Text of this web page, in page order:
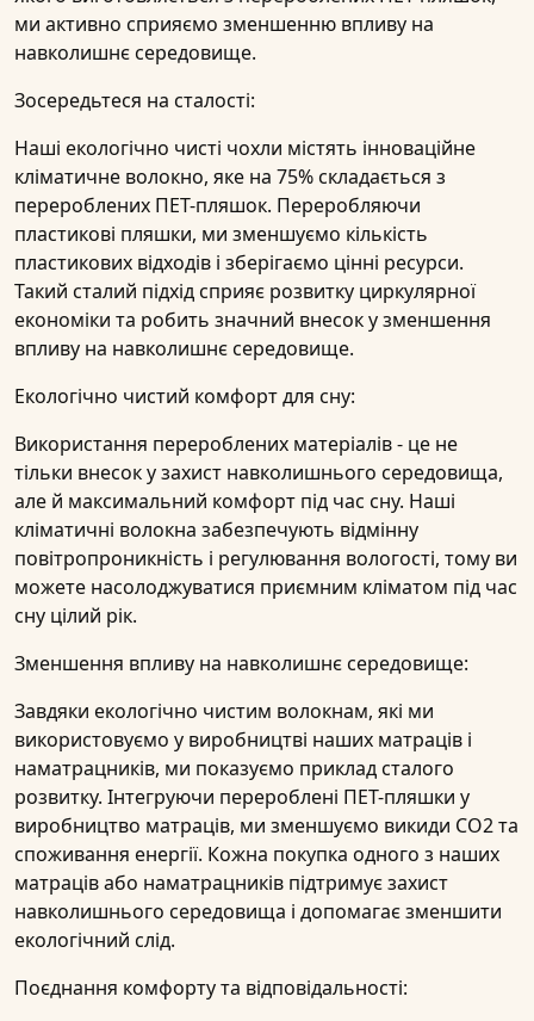
ми активно сприяємо зменшенню впливу на
навколишнє середовище.
Зосередьтеся на сталості:
Наші екологічно чисті чохли містять інноваційне
кліматичне волокно, яке на 75% складається з
перероблених ПЕТ-пляшок. Переробляючи
пластикові пляшки, ми зменшуємо кількість
пластикових відходів і зберігаємо цінні ресурси.
Такий сталий підхід сприяє розвитку циркулярної
економіки та робить значний внесок у зменшення
впливу на навколишнє середовище.
Екологічно чистий комфорт для сну:
Використання перероблених матеріалів - це не
тільки внесок у захист навколишнього середовища,
але й максимальний комфорт під час сну. Наші
кліматичні волокна забезпечують відмінну
повітропроникність і регулювання вологості, тому ви
можете насолоджуватися приємним кліматом під час
сну цілий рік.
Зменшення впливу на навколишнє середовище:
Завдяки екологічно чистим волокнам, які ми
використовуємо у виробництві наших матраців і
наматрацників, ми показуємо приклад сталого
розвитку. Інтегруючи перероблені ПЕТ-пляшки у
виробництво матраців, ми зменшуємо викиди CO2 та
споживання енергії. Кожна покупка одного з наших
матраців або наматрацників підтримує захист
навколишнього середовища і допомагає зменшити
екологічний слід.
Поєднання комфорту та відповідальності: